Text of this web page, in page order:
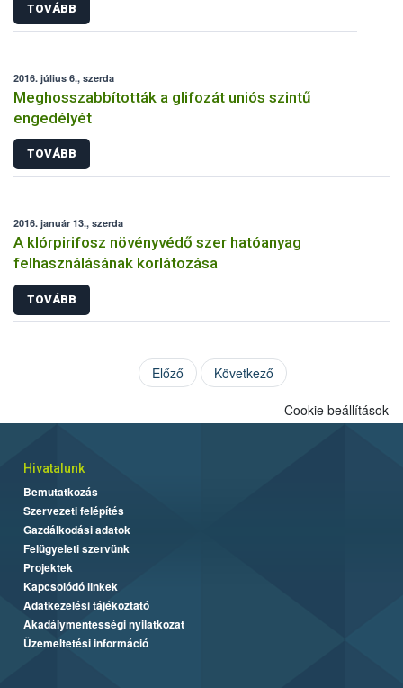
TOVÁBB
2016. július 6., szerda
Meghosszabbították a glifozát uniós szintű
engedélyét
TOVÁBB
2016. január 13., szerda
A klórpirifosz növényvédő szer hatóanyag
felhasználásának korlátozása
TOVÁBB
Előző Következő
Cookie beállítások
Hivatalunk
Bemutatkozás
Szervezeti felépítés
Gazdálkodási adatok
Felügyeleti szervünk
Projektek
Kapcsolódó linkek
Adatkezelési tájékoztató
Akadálymentességi nyilatkozat
Üzemeltetési információ